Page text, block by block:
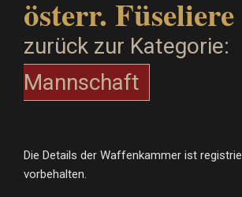
österr. Füseliere
zurück zur Kategorie:
Mannschaft
Die Details der Waffenkammer ist
vorbehalten.